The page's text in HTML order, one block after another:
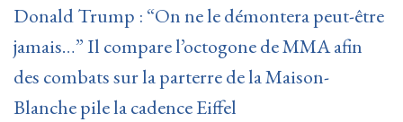
Donald Trump : “On ne le démontera peut-être
jamais…” Il compare l’octogone de MMA afin
des combats sur la parterre de la Maison-
Blanche pile la cadence Eiffel